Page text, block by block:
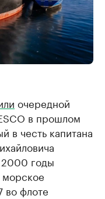
очередной
в прошлом
в честь капитана
годы
морское
во флоте